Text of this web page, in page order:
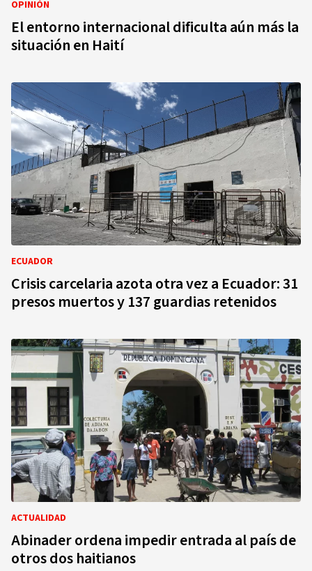
OPINIÓN
El entorno internacional dificulta aún más la
situación en Haití
ECUADOR
Crisis carcelaria azota otra vez a Ecuador: 31
presos muertos y 137 guardias retenidos
ACTUALIDAD
Abinader ordena impedir entrada al país de
otros dos haitianos